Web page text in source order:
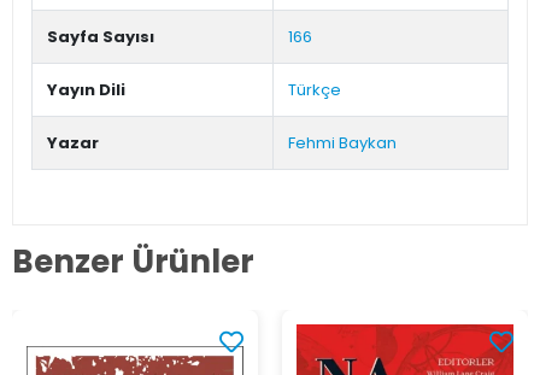
Sayfa Sayısı 166
Yayın Dili Türkçe
Yazar Fehmi Baykan
Benzer Ürünler